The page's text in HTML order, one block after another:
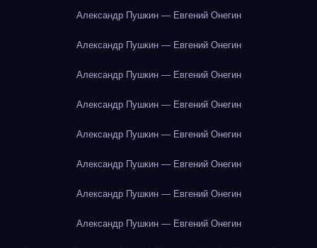
Александр Пушкин — Евгений Онегин
Александр Пушкин — Евгений Онегин
Александр Пушкин — Евгений Онегин
Александр Пушкин — Евгений Онегин
Александр Пушкин — Евгений Онегин
Александр Пушкин — Евгений Онегин
Александр Пушкин — Евгений Онегин
Александр Пушкин — Евгений Онегин